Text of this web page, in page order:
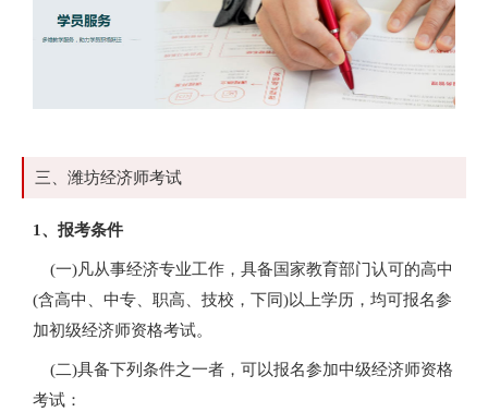
三、潍坊经济师考试
1、报考条件
(一)凡从事经济专业工作，具备国家教育部门认可的高中
(含高中、中专、职高、技校，下同)以上学历，均可报名参
加初级经济师资格考试。
(二)具备下列条件之一者，可以报名参加中级经济师资格
考试：